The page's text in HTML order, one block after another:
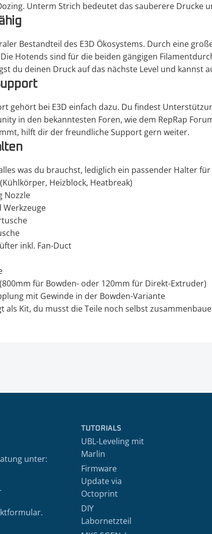
Unterm Strich bedeutet das sauberere Drucke
Bestandteil des E3D Ökosystems. Durch eine
Hotends sind für die beiden gängigen
du deinen Druck auf das nächste Level und
gehört bei E3D einfach dazu. Du findest
in den bekanntesten Foren, wie dem RepRap
hilft dir der freundliche Support gern weiter.
was du brauchst, lediglich ein passender Halter
Heizblock, Heatbreak)
Nozzle
Werkzeuge
inkl. Fan-Duct
(800mm für Bowden- oder 120mm für Direkt-Extruder)
mit Gewinde in der Bowden-Variante
als Kit, du musst die Teile noch selbst
unter:
.
TUTORIALS
UBL-Leveling mit
Marlin
Firmware
Update via
Octoprint
DIY
Labornetzteil